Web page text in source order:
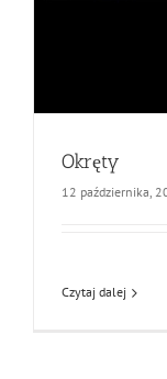
Okręty
12 października,
Czytaj dalej